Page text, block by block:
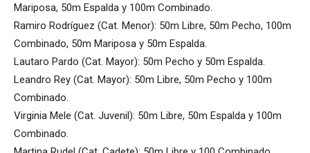
Mariposa, 50m Espalda y 100m Combinado.
Ramiro Rodríguez (Cat. Menor): 50m Libre, 50m Pecho, 100m
Combinado, 50m Mariposa y 50m Espalda.
Lautaro Pardo (Cat. Mayor): 50m Pecho y 50m Espalda.
Leandro Rey (Cat. Mayor): 50m Libre, 50m Pecho y 100m
Combinado.
Virginia Mele (Cat. Juvenil): 50m Libre, 50m Espalda y 100m
Combinado.